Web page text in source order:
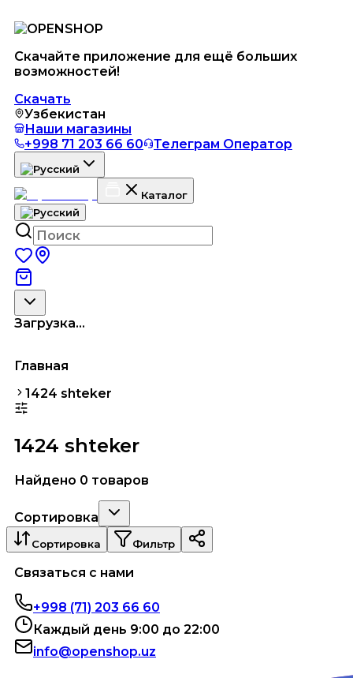
Скачайте приложение для ещё больших
возможностей!
Скачать
Узбекистан
Наши магазины
+998 71 203 66 60
Телеграм Оператор
Каталог
Загрузка...
Главная
1424 shteker
1424 shteker
Найдено 0 товаров
Сортировка
Сортировка Фильтр
Связаться с нами
+998 (71) 203 66 60
Каждый день 9:00 до 22:00
info@openshop.uz